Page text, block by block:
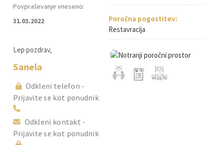
Povpraševanje vneseno:
31.03.2022
Lep pozdrav,
Sanela
Odkleni telefon -
Prijavite se kot ponudnik
Odkleni kontakt -
Prijavite se kot ponudnik
Poročna pogostitev:
Restavracija